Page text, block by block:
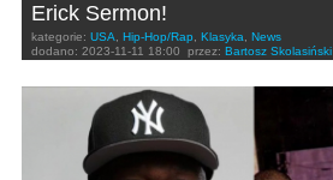
Erick Sermon!
kategorie: USA, Hip-Hop/Rap, Klasyka, News
dodano: 2023-11-11 18:00 przez: Bartosz Skolasiński